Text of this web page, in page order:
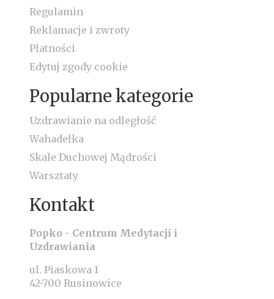
Regulamin
Reklamacje i zwroty
Płatności
Edytuj zgody cookie
Popularne kategorie
Uzdrawianie na odległość
Wahadełka
Skale Duchowej Mądrości
Warsztaty
Kontakt
Popko - Centrum Medytacji i
Uzdrawiania
ul. Piaskowa 1
42-700 Rusinowice